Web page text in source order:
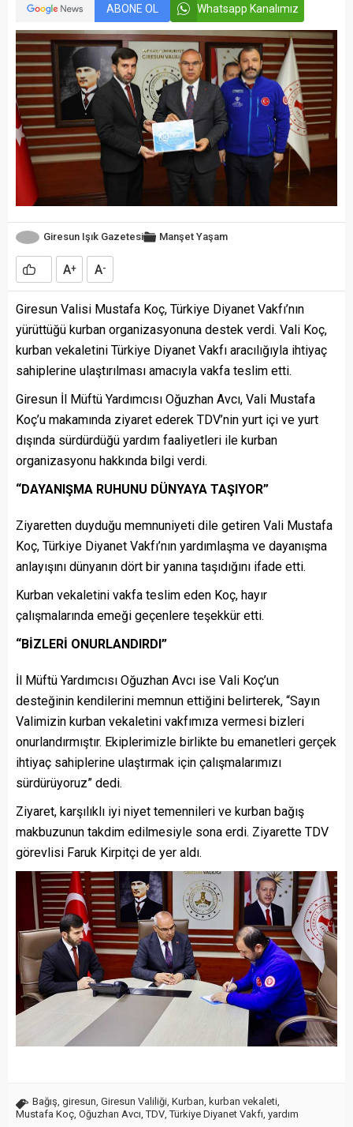
ABONE OL Whatsapp Kanalımız
Giresun Işık Gazetesi Manşet Yaşam
A+ A-
Giresun Valisi Mustafa Koç, Türkiye Diyanet Vakfı’nın
yürüttüğü kurban organizasyonuna destek verdi. Vali Koç,
kurban vekaletini Türkiye Diyanet Vakfı aracılığıyla ihtiyaç
sahiplerine ulaştırılması amacıyla vakfa teslim etti.
Giresun İl Müftü Yardımcısı Oğuzhan Avcı, Vali Mustafa
Koç’u makamında ziyaret ederek TDV’nin yurt içi ve yurt
dışında sürdürdüğü yardım faaliyetleri ile kurban
organizasyonu hakkında bilgi verdi.
“DAYANIŞMA RUHUNU DÜNYAYA TAŞIYOR”
Ziyaretten duyduğu memnuniyeti dile getiren Vali Mustafa
Koç, Türkiye Diyanet Vakfı’nın yardımlaşma ve dayanışma
anlayışını dünyanın dört bir yanına taşıdığını ifade etti.
Kurban vekaletini vakfa teslim eden Koç, hayır
çalışmalarında emeği geçenlere teşekkür etti.
“BİZLERİ ONURLANDIRDI”
İl Müftü Yardımcısı Oğuzhan Avcı ise Vali Koç’un
desteğinin kendilerini memnun ettiğini belirterek, “Sayın
Valimizin kurban vekaletini vakfımıza vermesi bizleri
onurlandırmıştır. Ekiplerimizle birlikte bu emanetleri gerçek
ihtiyaç sahiplerine ulaştırmak için çalışmalarımızı
sürdürüyoruz” dedi.
Ziyaret, karşılıklı iyi niyet temennileri ve kurban bağış
makbuzunun takdim edilmesiyle sona erdi. Ziyarette TDV
görevlisi Faruk Kirpitçi de yer aldı.
Bağış, giresun, Giresun Valiliği, Kurban, kurban vekaleti,
Mustafa Koç, Oğuzhan Avcı,TDV,Türkiye Diyanet Vakfı, yardım